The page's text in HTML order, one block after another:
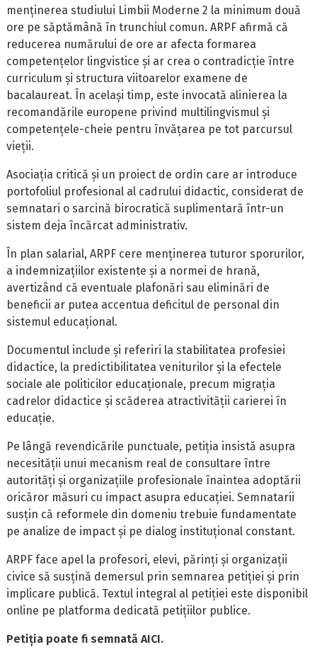
menținerea studiului Limbii Moderne 2 la minimum două
ore pe săptămână în trunchiul comun. ARPF afirmă că
reducerea numărului de ore ar afecta formarea
competențelor lingvistice și ar crea o contradicție între
curriculum și structura viitoarelor examene de
bacalaureat. În același timp, este invocată alinierea la
recomandările europene privind multilingvismul și
competențele-cheie pentru învățarea pe tot parcursul
vieții.
Asociația critică și un proiect de ordin care ar introduce
portofoliul profesional al cadrului didactic, considerat de
semnatari o sarcină birocratică suplimentară într-un
sistem deja încărcat administrativ.
În plan salarial, ARPF cere menținerea tuturor sporurilor,
a indemnizațiilor existente și a normei de hrană,
avertizând că eventuale plafonări sau eliminări de
beneficii ar putea accentua deficitul de personal din
sistemul educațional.
Documentul include și referiri la stabilitatea profesiei
didactice, la predictibilitatea veniturilor și la efectele
sociale ale politicilor educaționale, precum migrația
cadrelor didactice și scăderea atractivității carierei în
educație.
Pe lângă revendicările punctuale, petiția insistă asupra
necesității unui mecanism real de consultare între
autorități și organizațiile profesionale înaintea adoptării
oricăror măsuri cu impact asupra educației. Semnatarii
susțin că reformele din domeniu trebuie fundamentate
pe analize de impact și pe dialog instituțional constant.
ARPF face apel la profesori, elevi, părinți și organizații
civice să susțină demersul prin semnarea petiției și prin
implicare publică. Textul integral al petiției este disponibil
online pe platforma dedicată petițiilor publice.
Petiția poate fi semnatăAICI.